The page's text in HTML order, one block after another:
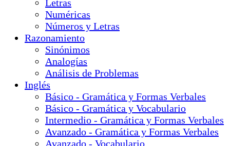
Letras
Numéricas
Números y Letras
Razonamiento
Sinónimos
Analogías
Análisis de Problemas
Inglés
Básico - Gramática y Formas Verbales
Básico - Gramática y Vocabulario
Intermedio - Gramática y Formas Verbales
Avanzado - Gramática y Formas Verbales
Avanzado - Vocabulario